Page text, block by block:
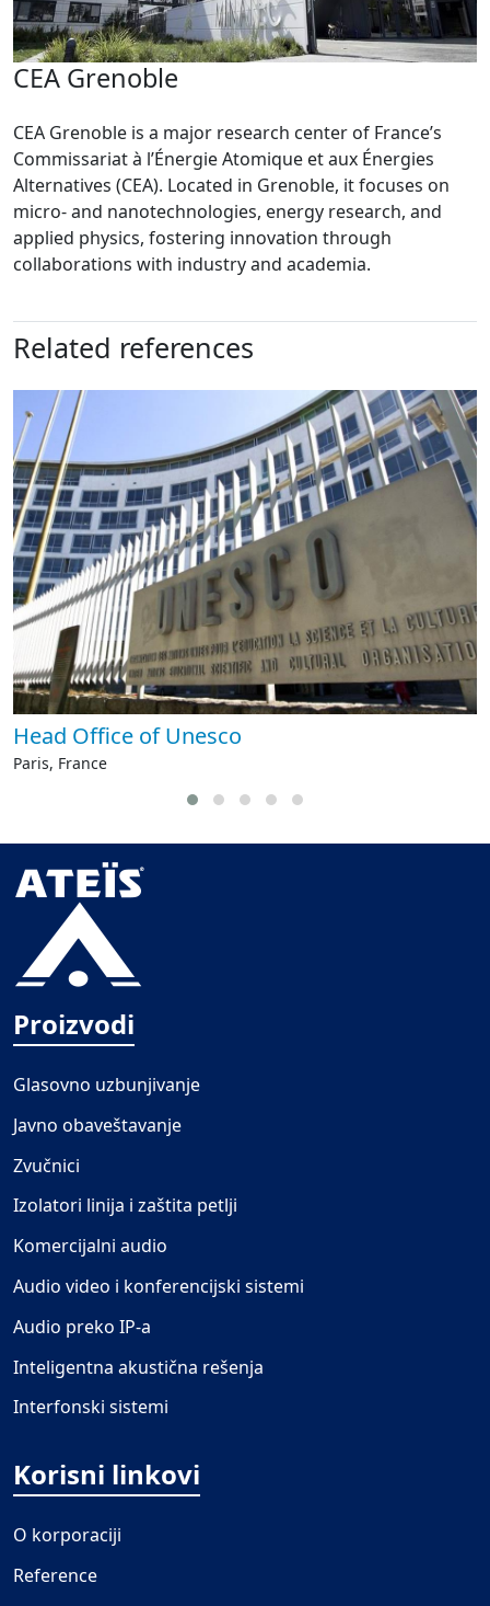
CEA Grenoble
CEA Grenoble is a major research center of France’s
Commissariat à l’Énergie Atomique et aux Énergies
Alternatives (CEA). Located in Grenoble, it focuses on
micro- and nanotechnologies, energy research, and
applied physics, fostering innovation through
collaborations with industry and academia.
Related references
Head Office of Unesco
Paris, France
Proizvodi
Glasovno uzbunjivanje
Javno obaveštavanje
Zvučnici
Izolatori linija i zaštita petlji
Komercijalni audio
Audio video i konferencijski sistemi
Audio preko IP-a
Inteligentna akustična rešenja
Interfonski sistemi
Korisni linkovi
O korporaciji
Reference